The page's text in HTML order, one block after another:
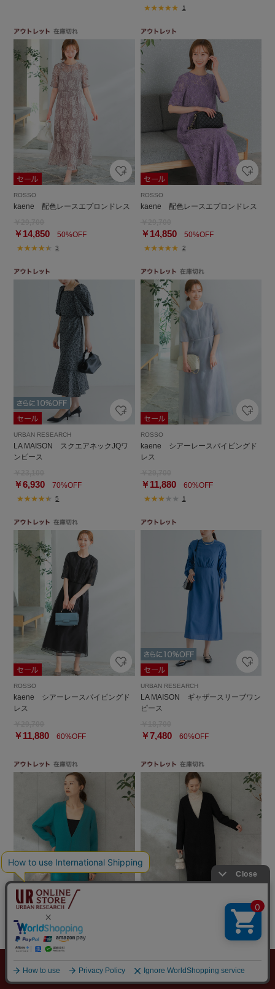
1
ROSSO
kaene 配色レースエプロンドレス
￥14,850 50%OFF
3
ROSSO
kaene 配色レースエプロンドレス
￥14,85050%OFF
2
URBAN RESEARCH
LA MAISON スクエアネックJQワ
ンピース
￥6,930 70%OFF
5
ROSSO
kaene シアーレースパイピングド
レス
￥11,88060%OFF
1
ROSSO
kaene シアーレースパイピングド
レス
￥11,880 60%OFF
URBAN RESEARCH
LA MAISON ギャザースリーブワン
ピース
￥7,48060%OFF
ROSSO
deepV-neckドレス
￥29,700
￥8,910 70%OFF ￥8,91070%OFF